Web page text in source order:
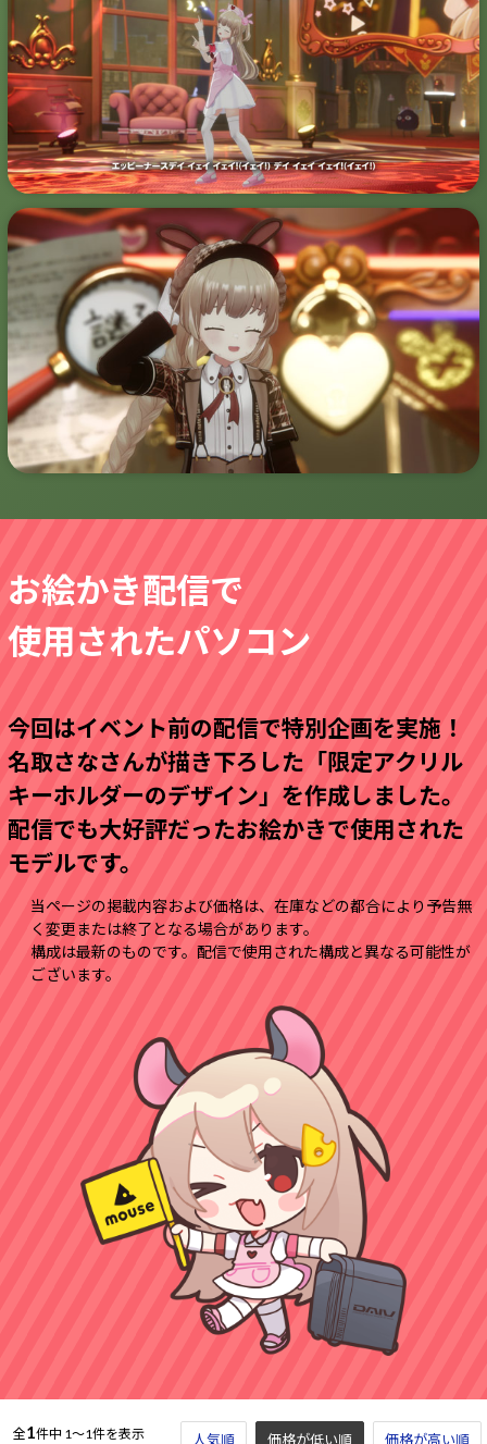
お絵かき配信で
使用されたパソコン
今回はイベント前の配信で特別企画を実施！
名取さなさんが描き下ろした「限定アクリル
キーホルダーのデザイン」を作成しました。
配信でも大好評だったお絵かきで使用された
モデルです。
当ページの掲載内容および価格は、在庫などの都合により予告無
く変更または終了となる場合があります。
構成は最新のものです。配信で使用された構成と異なる可能性が
ございます。
全1件中 1～1件を表示 人気順 価格が低い順 価格が高い順